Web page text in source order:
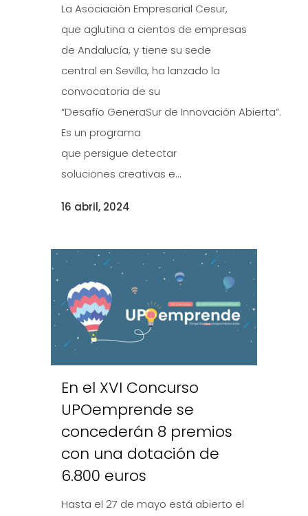
La Asociación Empresarial Cesur,
que aglutina a cientos de empresas
de Andalucía, y tiene su sede
central en Sevilla, ha lanzado la
convocatoria de su
“Desafío GeneraSur de Innovación Abierta”.
Es un programa
que persigue detectar
soluciones creativas e...
16 abril, 2024
En el XVI Concurso
UPOemprende se
concederán 8 premios
con una dotación de
6.800 euros
Hasta el 27 de mayo está abierto el